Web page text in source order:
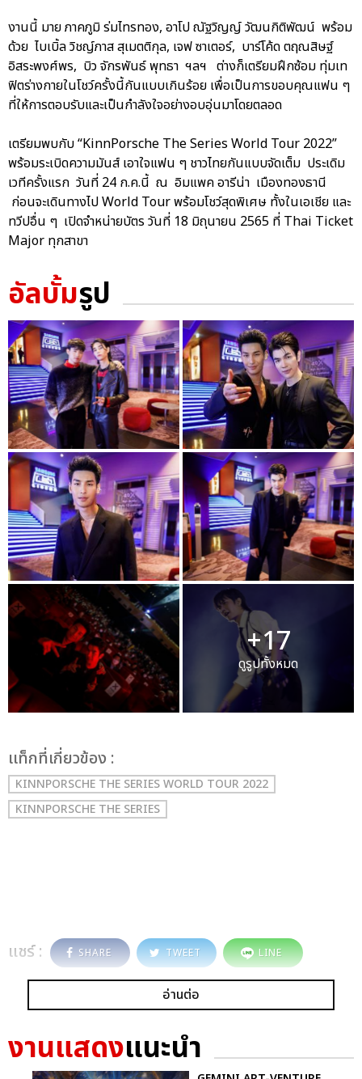
งานนี้ มาย ภาคภูมิ ร่มไทรทอง, อาโป ณัฐวิญญ์ วัฒนกิติพัฒน์ พร้อม
ด้วย ไบเบิ้ล วิชญ์ภาส สุเมตติกุล, เจฟ ซาเตอร์, บาร์โค้ด ตฤณสิษฐ์
อิสระพงศ์พร, บิว จักรพันธ์ พุทธา ฯลฯ ต่างก็เตรียมฝึกซ้อม ทุ่มเท
ฟิตร่างกายในโชว์ครั้งนี้กันแบบเกินร้อย เพื่อเป็นการขอบคุณแฟน ๆ
ที่ให้การตอบรับและเป็นกำลังใจอย่างอบอุ่นมาโดยตลอด
เตรียมพบกับ “KinnPorsche The Series World Tour 2022”
พร้อมระเบิดความมันส์ เอาใจแฟน ๆ ชาวไทยกันแบบจัดเต็ม ประเดิม
เวทีครั้งแรก วันที่ 24 ก.ค.นี้ ณ อิมแพค อารีน่า เมืองทองธานี
ก่อนจะเดินทางไป World Tour พร้อมโชว์สุดพิเศษ ทั้งในเอเชีย และ
ทวีปอื่น ๆ เปิดจำหน่ายบัตร วันที่ 18 มิถุนายน 2565 ที่ Thai Ticket
Major ทุกสาขา
อัลบั้มรูป
+17
ดูรูปทั้งหมด
เเท็กที่เกี่ยวข้อง :
KINNPORSCHE THE SERIES WORLD TOUR 2022
KINNPORSCHE THE SERIES
แชร์ : SHARE TWEET LINE
อ่านต่อ
งานแสดงแนะนำ